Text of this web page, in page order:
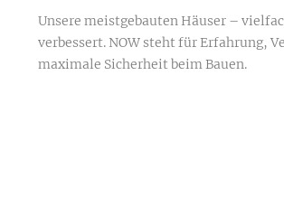
Unsere meistgebauten Häuser –
verbessert. NOW steht für Erfahrung,
maximale Sicherheit beim Bauen.